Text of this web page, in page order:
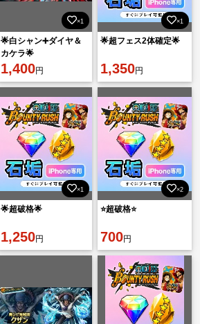
×1
🌟白シャン➕ダイヤ＆
カケラ🌟
1,400円
×1
🌟超フェス2体確定🌟
1,350円
×1
🌟超破格🌟
1,250円
×2
⭐️超破格⭐️
700円